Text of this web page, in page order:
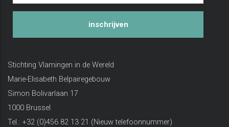
inschrijven
Stichting Vlamingen in de Wereld
Marie-Elisabeth Belpairegebouw
Simon Bolivarlaan 17
1000 Brussel
Tel.: +32 (0)456 82 13 21 (Nieuw telefoonnummer)